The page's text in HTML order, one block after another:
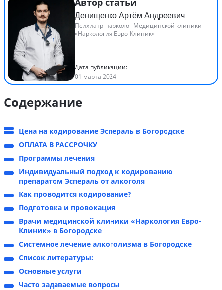
Денищенко Артём Андреевич
Психиатр-нарколог Медицинской клиники
«Наркология Евро-Клиник»
Дата публикации:
01 марта 2024
Содержание
Цена на кодирование Эспераль в Богородске
ОПЛАТА В РАССРОЧКУ
Программы лечения
Индивидуальный подход к кодированию
препаратом Эспераль от алкоголя
Как проводится кодирование?
Подготовка и провокация
Врачи медицинской клиники «Наркология Евро-
Клиник» в Богородске
Системное лечение алкоголизма в Богородске
Список литературы:
Основные услуги
Часто задаваемые вопросы